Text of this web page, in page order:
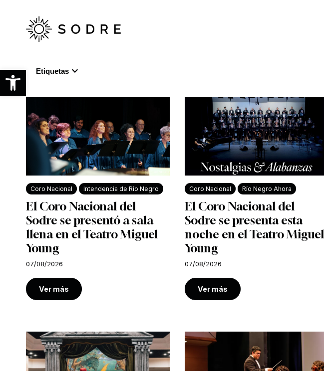
Abrir barra de herramientas
contenido
principal
Etiquetas expand_more
Coro Nacional Intendencia de Río Negro
El Coro Nacional del
Sodre se presentó a sala
llena en el Teatro Miguel
Young
07/08/2026
Ver más
Coro Nacional Río Negro Ahora
El Coro Nacional del
Sodre se presenta esta
noche en el Teatro Miguel
Young
07/08/2026
Ver más